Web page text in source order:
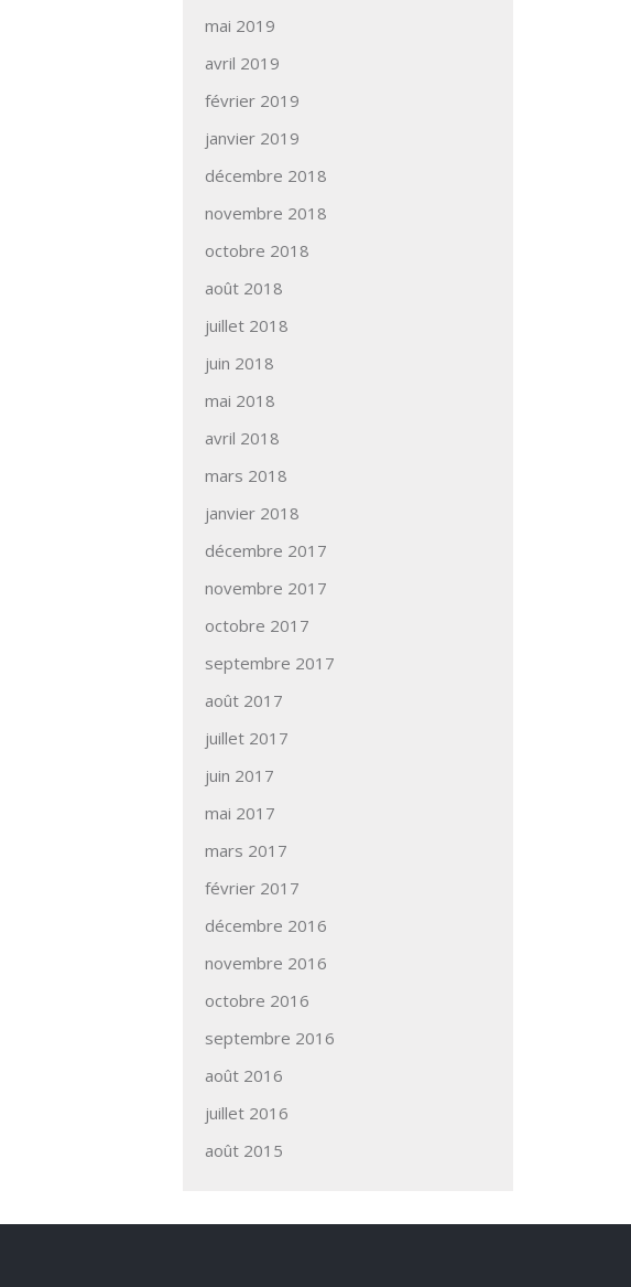
mai 2019
avril 2019
février 2019
janvier 2019
décembre 2018
novembre 2018
octobre 2018
août 2018
juillet 2018
juin 2018
mai 2018
avril 2018
mars 2018
janvier 2018
décembre 2017
novembre 2017
octobre 2017
septembre 2017
août 2017
juillet 2017
juin 2017
mai 2017
mars 2017
février 2017
décembre 2016
novembre 2016
octobre 2016
septembre 2016
août 2016
juillet 2016
août 2015